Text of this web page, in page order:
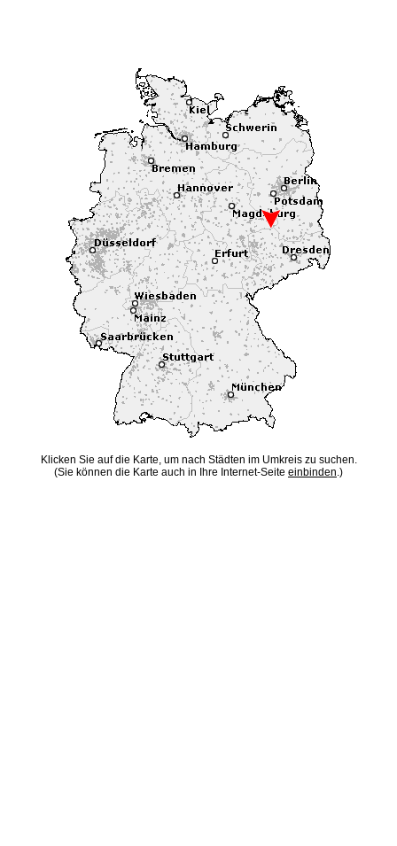
Klicken Sie auf die Karte, um nach Städten im Umkreis zu suchen.
(Sie können die Karte auch in Ihre Internet-Seite einbinden.)